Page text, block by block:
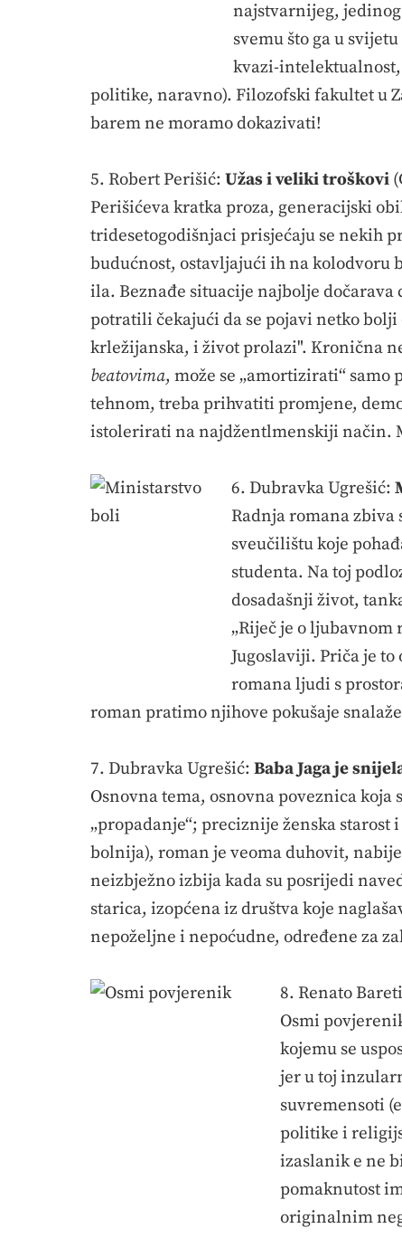
najstvarnijeg,
svemu što ga u
kvazi-
politike, naravno). Filozofski fakultet u
barem ne moramo dokazivati!
5. Robert Perišić: Užas i veliki troškovi
Perišićeva kratka proza, generacijski
tridesetogodišnjaci prisjećaju se nekih
budućnost, ostavljajući ih na
ila. Beznađe situacije najbolje dočarava
potratili čekajući da se pojavi netko bolji
krležijanska, i život prolazi". Kronična
beatovima, može se „amortizirati“
tehnom, treba prihvatiti promjene,
istolerirati na najdžentlmenskiji način.
6. Dubravka Ugrešić:
Radnja romana
sveučilištu koje
studenta. Na toj
dosadašnji život,
„Riječ je o
Jugoslaviji. Priča je
romana ljudi s
roman pratimo njihove pokušaje
7. Dubravka Ugrešić: Baba Jagaje
Osnovna tema, osnovna poveznica koja
„propadanje“; preciznije ženska
bolnija), roman je veoma duhovit,
neizbježno izbija kada su posrijedi
starica, izopćena iz društva koje
nepoželjne i nepoćudne, određene za
8. Renato
Osmi
kojemu se
jer u toj
suvremensoti
politike i
izaslanik e ne
pomaknutost
originalnim